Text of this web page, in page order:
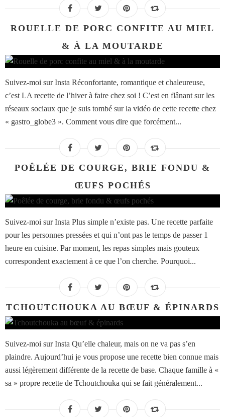
ROUELLE DE PORC CONFITE AU MIEL
& À LA MOUTARDE
Suivez-moi sur Insta Réconfortante, romantique et chaleureuse,
c’est LA recette de l’hiver à faire chez soi ! C’est en flânant sur les
réseaux sociaux que je suis tombé sur la vidéo de cette recette chez
« gastro_globe3 ». Comment vous dire que forcément...
POÊLÉE DE COURGE, BRIE FONDU &
ŒUFS POCHÉS
Suivez-moi sur Insta Plus simple n’existe pas. Une recette parfaite
pour les personnes pressées et qui n’ont pas le temps de passer 1
heure en cuisine. Par moment, les repas simples mais gouteux
correspondent exactement à ce que l’on cherche. Pourquoi...
TCHOUTCHOUKA AU BŒUF & ÉPINARDS
Suivez-moi sur Insta Qu’elle chaleur, mais on ne va pas s’en
plaindre. Aujourd’hui je vous propose une recette bien connue mais
aussi légèrement différente de la recette de base. Chaque famille à «
sa » propre recette de Tchoutchouka qui se fait généralement...